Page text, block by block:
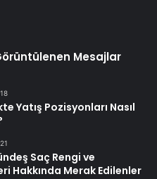
Mesajlar
Yatış Pozisyonları Nasıl
Saç Rengi ve
Hakkında Merak Edilenler